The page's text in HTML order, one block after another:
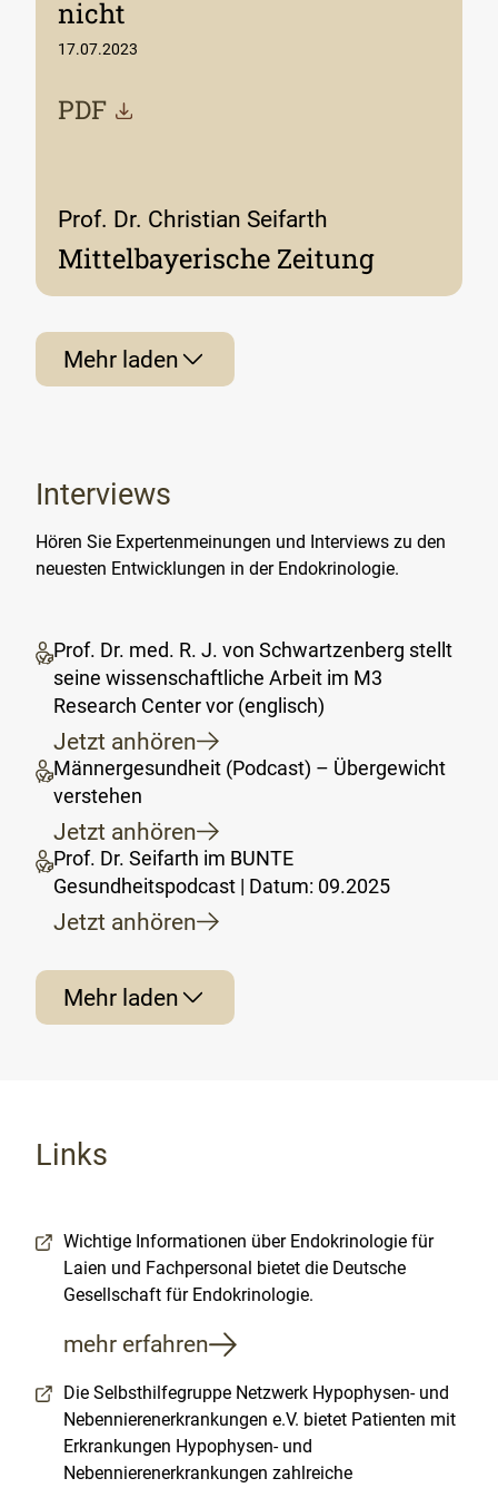
nicht
17.07.2023
PDF
Prof. Dr. Christian Seifarth
Mittelbayerische Zeitung
Mehr laden
Interviews
Hören Sie Expertenmeinungen und Interviews zu den
neuesten Entwicklungen in der Endokrinologie.
Prof. Dr. med. R. J. von Schwartzenberg stellt
seine wissenschaftliche Arbeit im M3
Research Center vor (englisch)
Jetzt anhören
Männergesundheit (Podcast) – Übergewicht
verstehen
Jetzt anhören
Prof. Dr. Seifarth im BUNTE
Gesundheitspodcast | Datum: 09.2025
Jetzt anhören
Mehr laden
Links
Wichtige Informationen über Endokrinologie für
Laien und Fachpersonal bietet die Deutsche
Gesellschaft für Endokrinologie.
mehr erfahren
Die Selbsthilfegruppe Netzwerk Hypophysen- und
Nebennierenerkrankungen e.V. bietet Patienten mit
Erkrankungen Hypophysen- und
Nebennierenerkrankungen zahlreiche